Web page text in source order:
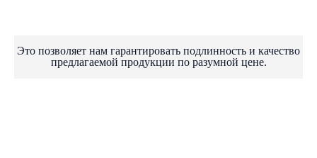
Это позволяет нам гарантировать подлинность и качество
предлагаемой продукции по разумной цене.